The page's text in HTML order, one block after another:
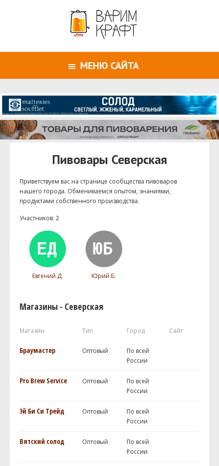
МЕНЮ САЙТА
Пивовары Северская
Приветствуем ваc на странице сообщества пивоваров
нашего города. Обмениваемся опытом, знаниями,
продуктами собственного производства.
Участников: 2
Евгений Д. Юрий Б.
Магазины - Северская
Магазин Тип Город Сайт
Браумастер Оптовый
По всей
России
Pro Brew Service Оптовый
По всей
России
Эй Би Си Трейд Оптовый
По всей
России
Вятский солод Оптовый
По всей
России